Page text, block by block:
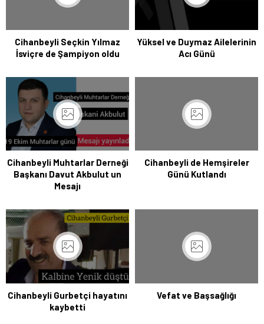
Cihanbeyli Seçkin Yılmaz
İsviçre de Şampiyon oldu
Yüksel ve Duymaz Ailelerinin
Acı Günü
Cihanbeyli Muhtarlar Derneği
Başkanı Davut Akbulut un
Mesajı
Cihanbeyli de Hemşireler
Günü Kutlandı
Cihanbeyli Gurbetçi hayatını
kaybetti
Vefat ve Başsağlığı